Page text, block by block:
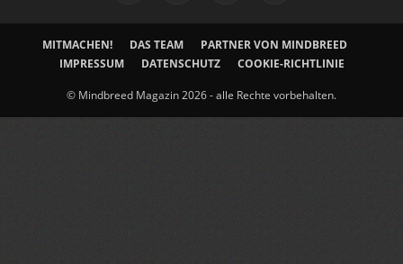
MITMACHEN! DAS TEAM
PARTNER VON MINDBREED
IMPRESSUM
DATENSCHUTZ COOKIE-RICHTLINIE
© Mindbreed Magazin 2026 - alle Rechte vorbehalten.